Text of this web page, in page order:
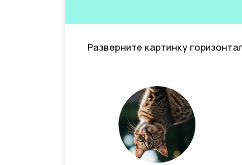
Разверните картинку